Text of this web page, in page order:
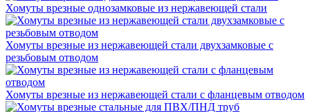
Хомуты врезные однозамковые из нержавеющей стали
Хомуты врезные из нержавеющей стали двухзамковые с
резьбовым отводом
Хомуты врезные из нержавеющей стали с фланцевым отводом